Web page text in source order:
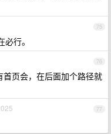
75
行。
76
首页会，在后面加个路径就
77